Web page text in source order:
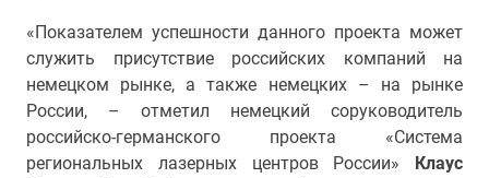
«Показателем успешности данного проекта может
служить присутствие российских компаний на
немецком рынке, а также немецких – на рынке
России, – отметил немецкий соруководитель
российско-германского проекта «Система
региональных лазерных центров России» Клаус